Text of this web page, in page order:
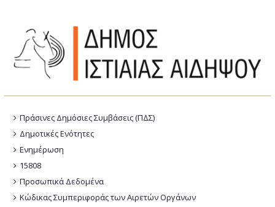
Πράσινες Δημόσιες Συμβάσεις (ΠΔΣ)
Δημοτικές Ενότητες
Ενημέρωση
15808
Προσωπικά Δεδομένα
Κώδικας Συμπεριφοράς των Αιρετών Οργάνων